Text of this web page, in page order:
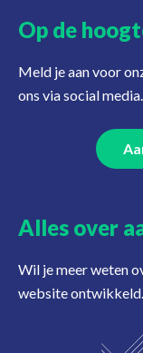
Op de
Meld je aan voor
ons via social media.
Alles over
Wil je meer weten
website ontwikkeld.